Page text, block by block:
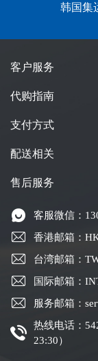
韩国集
客户服务
代购指南
支付方式
配送相关
售后服务
客服微信：
香港邮箱：
台湾邮箱：
国际邮箱：
服务邮箱：
热线电话：
23:30）